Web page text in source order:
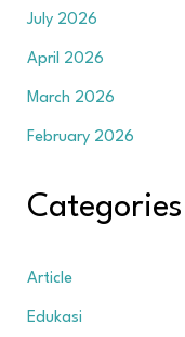
July 2026
April 2026
March 2026
February 2026
Categories
Article
Edukasi